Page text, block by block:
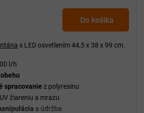
Do košíka
s LED osvetlením 44,5 x 38 x 99 cm.
l/h
spracovanie z polyresinu
UV žiareniu a mrazu
a údržba